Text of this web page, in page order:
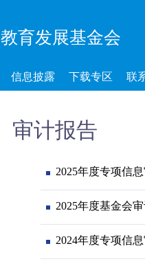
教育发展基金会
信息披露 下载专区 联
审计报告
2025年度专项信
2025年度基金会
2024年度专项信